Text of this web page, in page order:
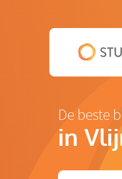
De beste
in